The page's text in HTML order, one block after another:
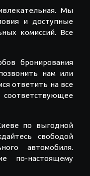
Мы
и доступные
комиссий. Все
бронирования
нам или
ответить на все
по выгодной
свободой
автомобиля.
по-настоящему